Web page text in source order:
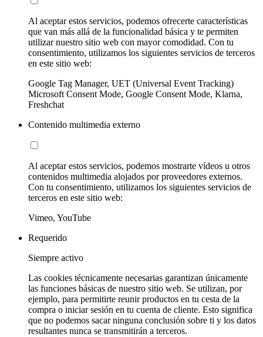
Al aceptar estos servicios, podemos ofrecerte características
que van más allá de la funcionalidad básica y te permiten
utilizar nuestro sitio web con mayor comodidad. Con tu
consentimiento, utilizamos los siguientes servicios de terceros
en este sitio web:
Google Tag Manager, UET (Universal Event Tracking)
Microsoft Consent Mode, Google Consent Mode, Klarna,
Freshchat
Contenido multimedia externo
Al aceptar estos servicios, podemos mostrarte vídeos u otros
contenidos multimedia alojados por proveedores externos.
Con tu consentimiento, utilizamos los siguientes servicios de
terceros en este sitio web:
Vimeo, YouTube
Requerido
Siempre activo
Las cookies técnicamente necesarias garantizan únicamente
las funciones básicas de nuestro sitio web. Se utilizan, por
ejemplo, para permitirte reunir productos en tu cesta de la
compra o iniciar sesión en tu cuenta de cliente. Esto significa
que no podemos sacar ninguna conclusión sobre ti y los datos
resultantes nunca se transmitirán a terceros.